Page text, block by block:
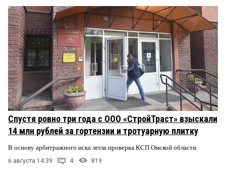
Спустя ровно три года с ООО «СтройТраст» взыскали
14 млн рублей за гортензии и тротуарную плитку
В основу арбитражного иска легла проверка КСП Омской области.
6 августа 14:39 4 819